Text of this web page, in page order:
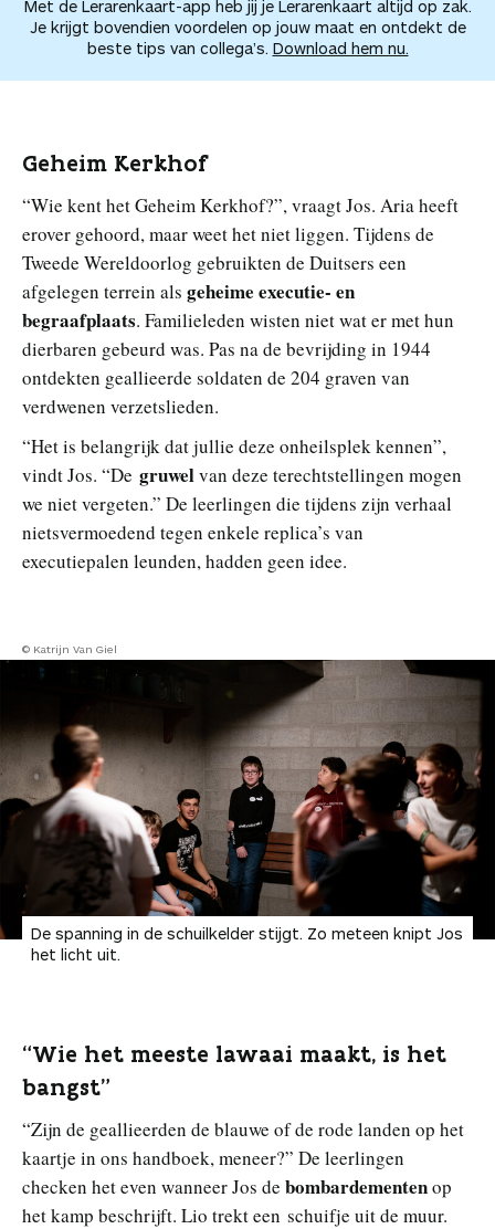
Met de Lerarenkaart-app heb jij je Lerarenkaart altijd op zak.
Je krijgt bovendien voordelen op jouw maat en ontdekt de
beste tips van collega’s. Download hem nu.
Geheim Kerkhof
“Wie kent het Geheim Kerkhof?”, vraagt Jos. Aria heeft
erover gehoord, maar weet het niet liggen. Tijdens de
Tweede Wereldoorlog gebruikten de Duitsers een
afgelegen terrein als geheime executie- en
begraafplaats. Familieleden wisten niet wat er met hun
dierbaren gebeurd was. Pas na de bevrijding in 1944
ontdekten geallieerde soldaten de 204 graven van
verdwenen verzetslieden.
“Het is belangrijk dat jullie deze onheilsplek kennen”,
vindt Jos. “De gruwelvan deze terechtstellingen mogen
we niet vergeten.” De leerlingen die tijdens zijn verhaal
nietsvermoedend tegen enkele replica’s van
executiepalen leunden, hadden geen idee.
© Katrijn Van Giel
De spanning in de schuilkelder stijgt. Zo meteen knipt Jos
het licht uit.
“Wie het meeste lawaai maakt, is het
bangst”
“Zijn de geallieerden de blauwe of de rode landen op het
kaartje in ons handboek, meneer?” De leerlingen
checken het even wanneer Jos de bombardementenop
het kamp beschrijft. Lio trekt een schuifje uit de muur.